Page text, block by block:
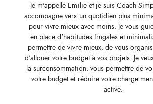
Je m'appelle Emilie et je suis Coach
accompagne vers un quotidien plus
pour vivre mieux avec moins. Je vous
en place d'habitudes frugales et
permettre de vivre mieux, de vous
d'allouer votre budget à vos projets. Je
la surconsommation, vous permettre de
votre budget et réduire votre charge
active.